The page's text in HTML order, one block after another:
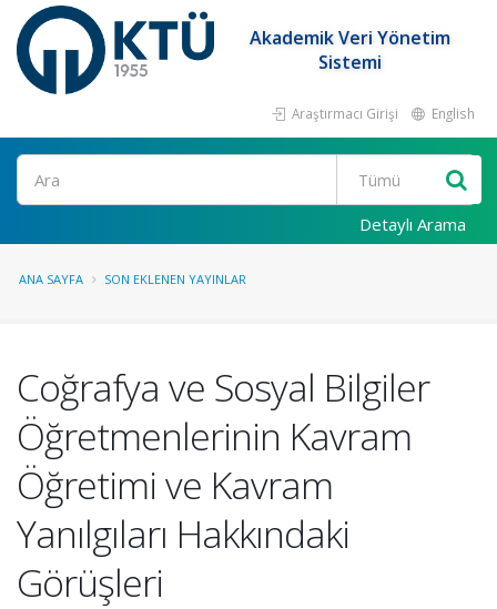
Akademik Veri Yönetim
Sistemi
Araştırmacı Girişi English
Ara
Detaylı Arama
ANA SAYFA SON EKLENEN YAYINLAR
Coğrafya ve Sosyal Bilgiler
Öğretmenlerinin Kavram
Öğretimi ve Kavram
Yanılgıları Hakkındaki
Görüşleri